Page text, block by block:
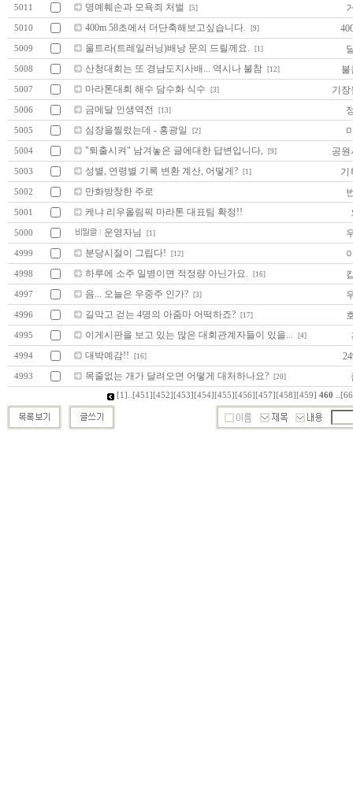
5011 명예훼손과 모욕죄 처벌 [5]
5010 400m 58초에서 더단축해보고싶습니다. [9]
5009 울트라(트레일러닝)배낭 문의 드릴께요. [1]
5008 산청대회는 또 경남도지사배... 역시나 불참 [12] 불
5007 마라톤대회 해수 담수화 식수 [3] 기
5006 금메달 인생역전 [13]
5005 심장을찔렀는데 - 홍광일 [2]
5004 "퇴출시켜" 남겨놓은 글에대한 답변입니다, [9] 공
5003 성별, 연령별 기록 변환 계산, 어떻게? [1] 기
5002 만화방창한 주로
5001 케냐 리우올림픽 마라톤 대표팀 확정!!
5000 운영자님 [1]
4999 분당시절이 그립다! [12]
4998 하루에 소주 일병이면 적정량 아닌가요. [16]
4997 음... 오늘은 우중주 인가? [3]
4996 길막고 걷는 4명의 아줌마 어떡하죠? [17]
4995 이게시판을 보고 있는 많은 대회관계자들이 있을... [4]
4994 대박예감!! [16]
4993 목줄없는 개가 달려오면 어떻게 대처하나요? [20]
[1] [451] [452] [453] [454] [455] [456] [457] [458] [459] 460